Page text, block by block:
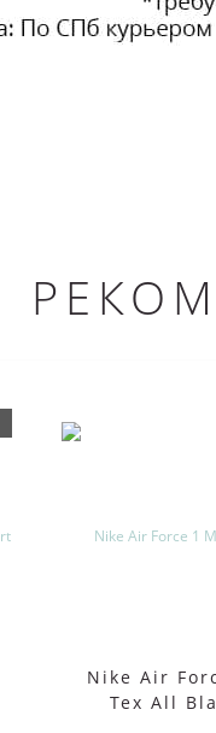
Nike Air
Tex All